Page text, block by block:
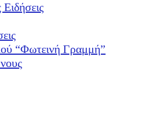
“Φωτεινή Γραμμή”